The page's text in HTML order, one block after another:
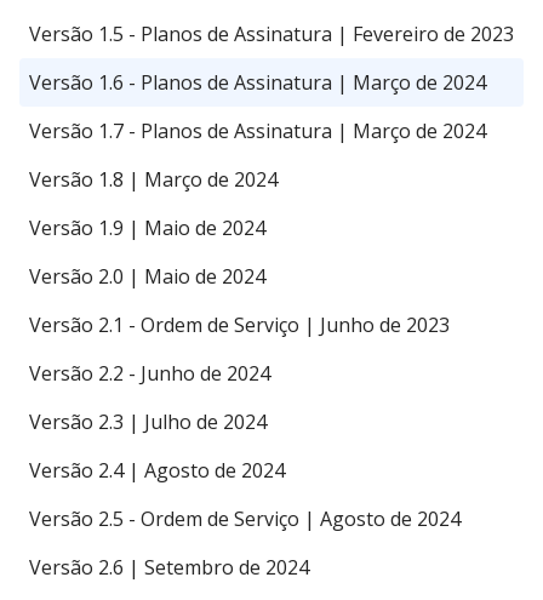
Versão 1.5 - Planos de Assinatura | Fevereiro de 2023
Versão 1.6 - Planos de Assinatura | Março de 2024
Versão 1.7 - Planos de Assinatura | Março de 2024
Versão 1.8 | Março de 2024
Versão 1.9 | Maio de 2024
Versão 2.0 | Maio de 2024
Versão 2.1 - Ordem de Serviço | Junho de 2023
Versão 2.2 - Junho de 2024
Versão 2.3 | Julho de 2024
Versão 2.4 | Agosto de 2024
Versão 2.5 - Ordem de Serviço | Agosto de 2024
Versão 2.6 | Setembro de 2024